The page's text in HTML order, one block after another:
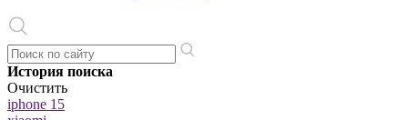
История поиска
Очистить
iphone 15